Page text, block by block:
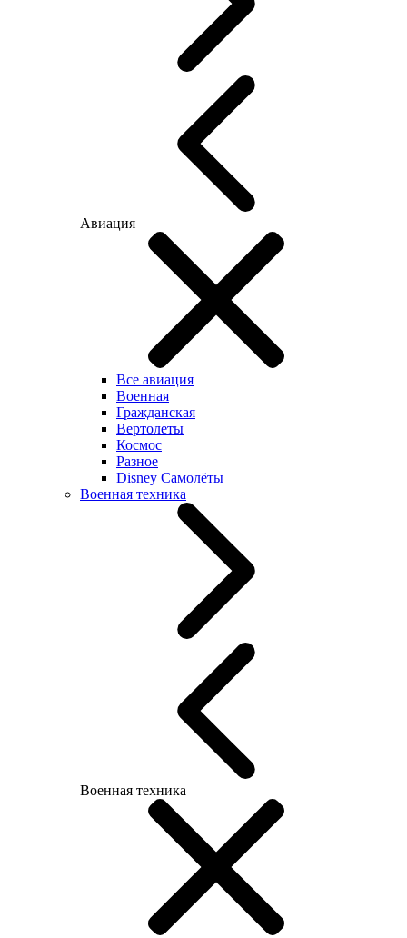
Авиация
Все авиация
Военная
Гражданская
Вертолеты
Космос
Разное
Disney Самолёты
Военная техника
Военная техника